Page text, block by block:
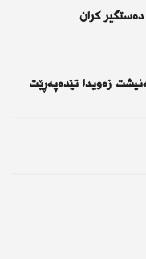
كران
زەویدا تێدەپەڕێت